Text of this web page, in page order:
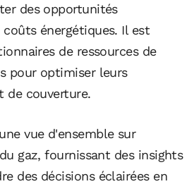
des opportunités
énergétiques. Il est
de ressources de
pour optimiser leurs
de couverture.
vue d'ensemble sur
gaz, fournissant des insights
des décisions éclairées en